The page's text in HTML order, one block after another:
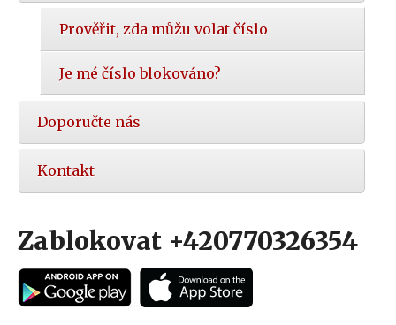
Prověřit, zda můžu volat číslo
Je mé číslo blokováno?
Doporučte nás
Kontakt
Zablokovat +420770326354